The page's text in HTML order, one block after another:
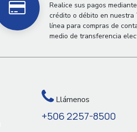
Realice sus pagos
crédito o débito en nuestra
línea para compras de
medio de transferencia
Llámenos
+506 2257-8500